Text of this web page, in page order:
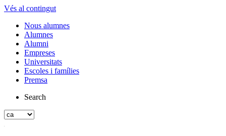
Vés al contingut
Nous alumnes
Alumnes
Alumni
Empreses
Universitats
Escoles i famílies
Premsa
Search